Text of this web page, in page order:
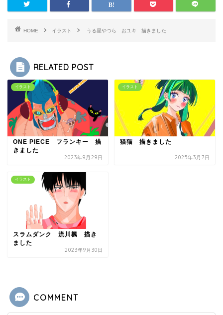
HOME イラスト うる星やつら おユキ 描きました
RELATED POST
イラスト
ONE PIECE フランキー 描
きました
2023年9月29日
イラスト
猫猫 描きました
2025年3月7日
イラスト
スラムダンク 流川楓 描き
ました
2023年9月30日
COMMENT